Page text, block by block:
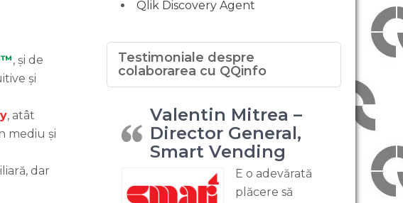
, și de
și
, atât
mediu și
dar
Qlik Discovery Agent
Testimoniale despre
colaborarea cu QQinfo
Valentin Mitrea –
Director General,
Smart Vending
E o adevărată
plăcere să